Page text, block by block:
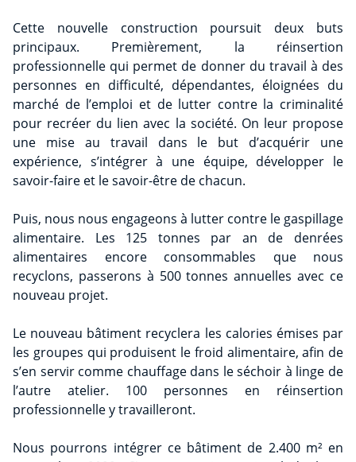
Cette nouvelle construction poursuit deux buts
principaux. Premièrement, la réinsertion
professionnelle qui permet de donner du travail à des
personnes en difficulté, dépendantes, éloignées du
marché de l’emploi et de lutter contre la criminalité
pour recréer du lien avec la société. On leur propose
une mise au travail dans le but d’acquérir une
expérience, s’intégrer à une équipe, développer le
savoir-faire et le savoir-être de chacun.
Puis, nous nous engageons à lutter contre le gaspillage
alimentaire. Les 125 tonnes par an de denrées
alimentaires encore consommables que nous
recyclons, passerons à 500 tonnes annuelles avec ce
nouveau projet.
Le nouveau bâtiment recyclera les calories émises par
les groupes qui produisent le froid alimentaire, afin de
s’en servir comme chauffage dans le séchoir à linge de
l’autre atelier. 100 personnes en réinsertion
professionnelle y travailleront.
Nous pourrons intégrer ce bâtiment de 2.400 m² en